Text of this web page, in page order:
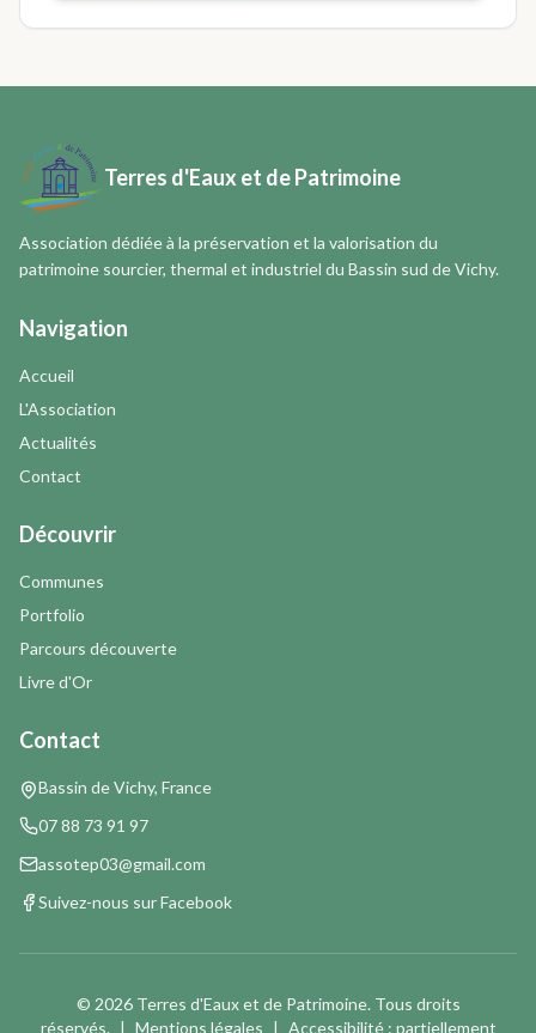
Terres d'Eaux et de Patrimoine
Association dédiée à la préservation et la valorisation du
patrimoine sourcier, thermal et industriel du Bassin sud de Vichy.
Navigation
Accueil
L'Association
Actualités
Contact
Découvrir
Communes
Portfolio
Parcours découverte
Livre d'Or
Contact
Bassin de Vichy, France
07 88 73 91 97
assotep03@gmail.com
Suivez-nous sur Facebook
© 2026Terres d'Eaux et de Patrimoine. Tous droits
réservés. | Mentions légales | Accessibilité : partiellement